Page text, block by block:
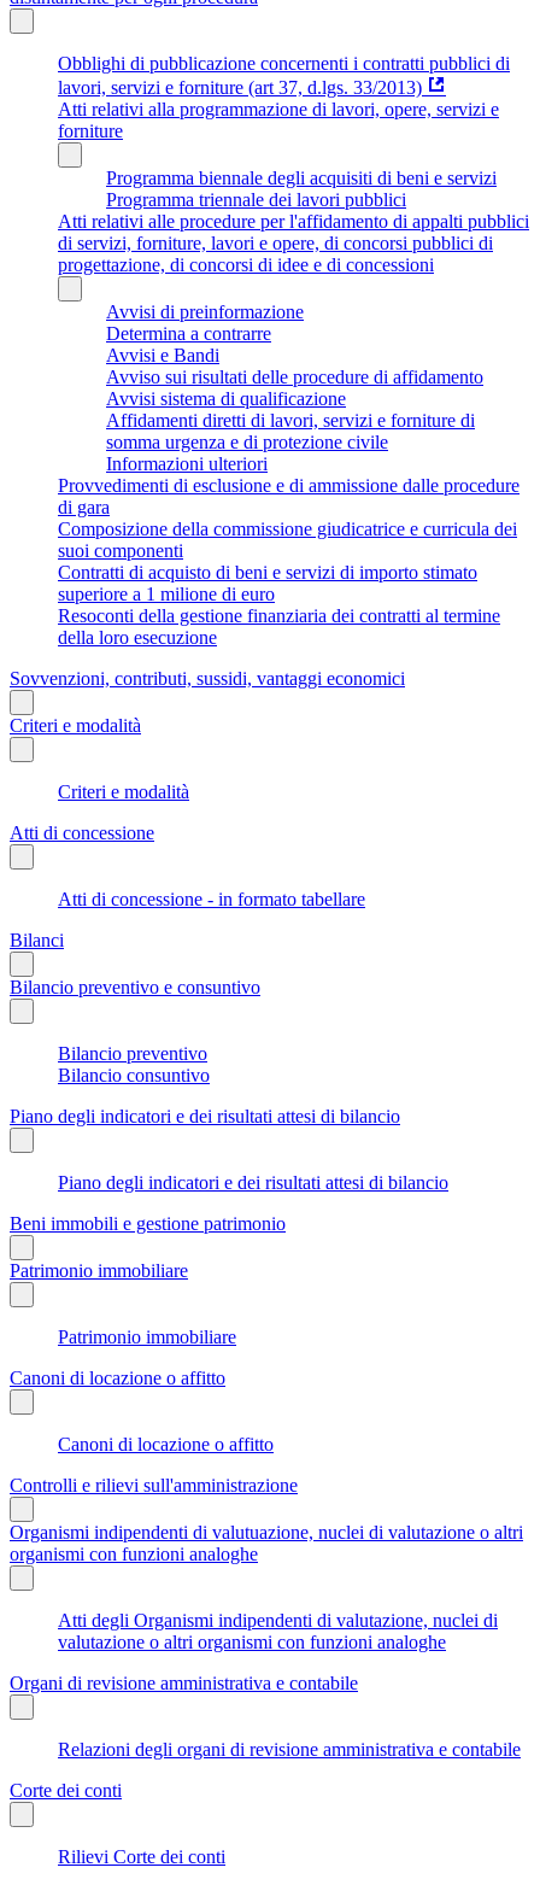
Obblighi di pubblicazione concernenti i contratti pubblici di
lavori, servizi e forniture (art 37, d.lgs. 33/2013)
Atti relativi alla programmazione di lavori, opere, servizi e
forniture
Programma biennale degli acquisiti di beni e servizi
Programma triennale dei lavori pubblici
Atti relativi alle procedure per l'affidamento di appalti pubblici
di servizi, forniture, lavori e opere, di concorsi pubblici di
progettazione, di concorsi di idee e di concessioni
Avvisi di preinformazione
Determina a contrarre
Avvisi e Bandi
Avviso sui risultati delle procedure di affidamento
Avvisi sistema di qualificazione
Affidamenti diretti di lavori, servizi e forniture di
somma urgenza e di protezione civile
Informazioni ulteriori
Provvedimenti di esclusione e di ammissione dalle procedure
di gara
Composizione della commissione giudicatrice e curricula dei
suoi componenti
Contratti di acquisto di beni e servizi di importo stimato
superiore a 1 milione di euro
Resoconti della gestione finanziaria dei contratti al termine
della loro esecuzione
Sovvenzioni, contributi, sussidi, vantaggi economici
Criteri e modalità
Criteri e modalità
Atti di concessione
Atti di concessione - in formato tabellare
Bilanci
Bilancio preventivo e consuntivo
Bilancio preventivo
Bilancio consuntivo
Piano degli indicatori e dei risultati attesi di bilancio
Piano degli indicatori e dei risultati attesi di bilancio
Beni immobili e gestione patrimonio
Patrimonio immobiliare
Patrimonio immobiliare
Canoni di locazione o affitto
Canoni di locazione o affitto
Controlli e rilievi sull'amministrazione
Organismi indipendenti di valutuazione, nuclei di valutazione o altri
organismi con funzioni analoghe
Atti degli Organismi indipendenti di valutazione, nuclei di
valutazione o altri organismi con funzioni analoghe
Organi di revisione amministrativa e contabile
Relazioni degli organi di revisione amministrativa e contabile
Corte dei conti
Rilievi Corte dei conti